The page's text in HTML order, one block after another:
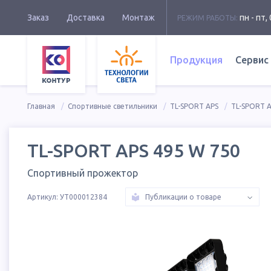
Заказ Доставка Монтаж РЕЖИМ РАБОТЫ: пн - пт,
Продукция Сервис
Главная Спортивные светильники TL-SPORT APS TL-SPORT
TL-SPORT APS 495 W 750
Спортивный прожектор
Артикул: УТ000012384 Публикации о товаре